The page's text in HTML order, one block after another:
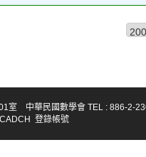
室 中華民國數學會 TEL : 886-2-
CADCH 登錄帳號